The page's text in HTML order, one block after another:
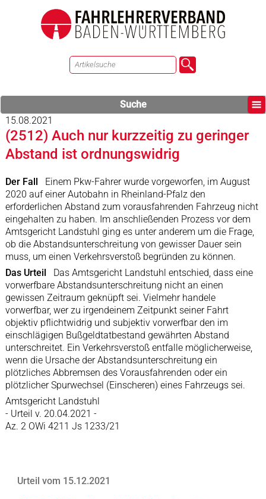
Suche
15.08.2021
(2512) Auch nur kurzzeitig zu geringer
Abstand ist ordnungswidrig
Der Fall
Einem Pkw-Fahrer wurde vorgeworfen, im August
2020 auf einer Autobahn in Rheinland-Pfalz den
erforderlichen Abstand zum vorausfahrenden Fahrzeug nicht
eingehalten zu haben. Im anschließenden Prozess vor dem
Amtsgericht Landstuhl ging es unter anderem um die Frage,
ob die Abstandsunterschreitung von gewisser Dauer sein
muss, um einen Verkehrsverstoß begründen zu können.
Das Urteil
Das Amtsgericht Landstuhl entschied, dass eine
vorwerfbare Abstandsunterschreitung nicht an einen
gewissen Zeitraum geknüpft sei. Vielmehr handele
vorwerfbar, wer zu irgendeinem Zeitpunkt seiner Fahrt
objektiv pflichtwidrig und subjektiv vorwerfbar den im
einschlägigen Bußgeldtatbestand gewährten Abstand
unterschreitet. Ein Verkehrsverstoß entfalle möglicherweise,
wenn die Ursache der Abstandsunterschreitung ein
plötzliches Abbremsen des Vorausfahrenden oder ein
plötzlicher Spurwechsel (Einscheren) eines Fahrzeugs sei.
Amtsgericht Landstuhl
- Urteil v. 20.04.2021 -
Az. 2 OWi 4211 Js 1233/21
Urteil vom 15.12.2021